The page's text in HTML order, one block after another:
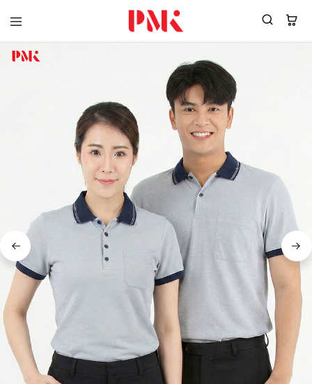
PMK
สร้าง
แบรนด์
เสื้อ
โปโล
ยูนิฟอร์ม
พร้อม
โลโก้
ผู้
บริษัท
มาตรฐาน
ISO9001
และ
อุตสาหกรรม
สี
เขียว
ระดับ
ที่2